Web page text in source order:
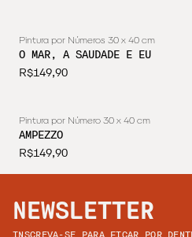
Pintura por Números 30 x 40 cm
O MAR, A SAUDADE E EU
R$149,90
Pintura por Número 30 x 40 cm
AMPEZZO
R$149,90
NEWSLETTER
INSCREVA-SE PARA FICAR POR